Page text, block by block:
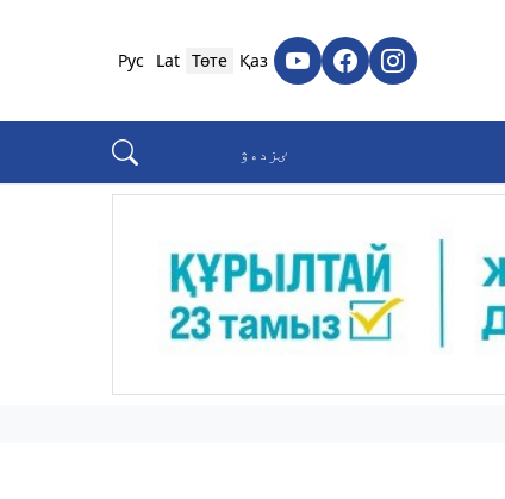
Қаз
Төте
Lat
Рус